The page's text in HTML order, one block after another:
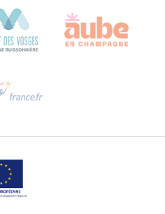
per e-mail